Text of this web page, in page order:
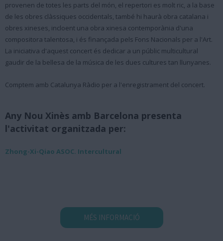
provenen de totes les parts del món, el repertori es molt ric, a la base
de les obres clàssiques occidentals, també hi haurà obra catalana i
obres xineses, incloent una obra xinesa contemporània d'una
compositora talentosa, i és finançada pels Fons Nacionals per a l'Art.
La iniciativa d'aquest concert és dedicar a un públic multicultural
gaudir de la bellesa de la música de les dues cultures tan llunyanes.
Comptem amb Catalunya Ràdio per a l'enregistrament del concert.
Any Nou Xinès amb Barcelona presenta
l'activitat organitzada per:
Zhong-Xi-Qiao ASOC. Intercultural
MÉS INFORMACIÓ